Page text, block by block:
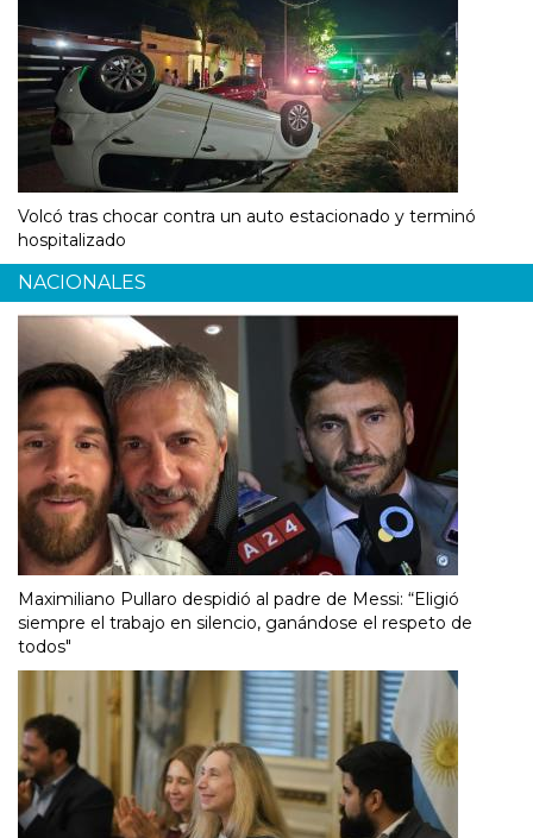
Volcó tras chocar contra un auto estacionado y terminó
hospitalizado
NACIONALES
Maximiliano Pullaro despidió al padre de Messi: “Eligió
siempre el trabajo en silencio, ganándose el respeto de
todos"